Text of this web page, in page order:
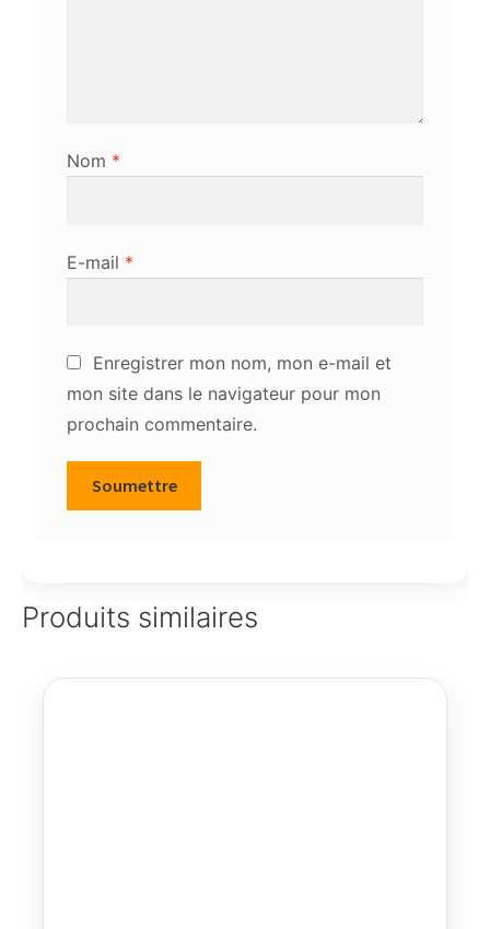
Nom *
E-mail *
Enregistrer mon nom, mon e-mail et
mon site dans le navigateur pour mon
prochain commentaire.
Produits similaires